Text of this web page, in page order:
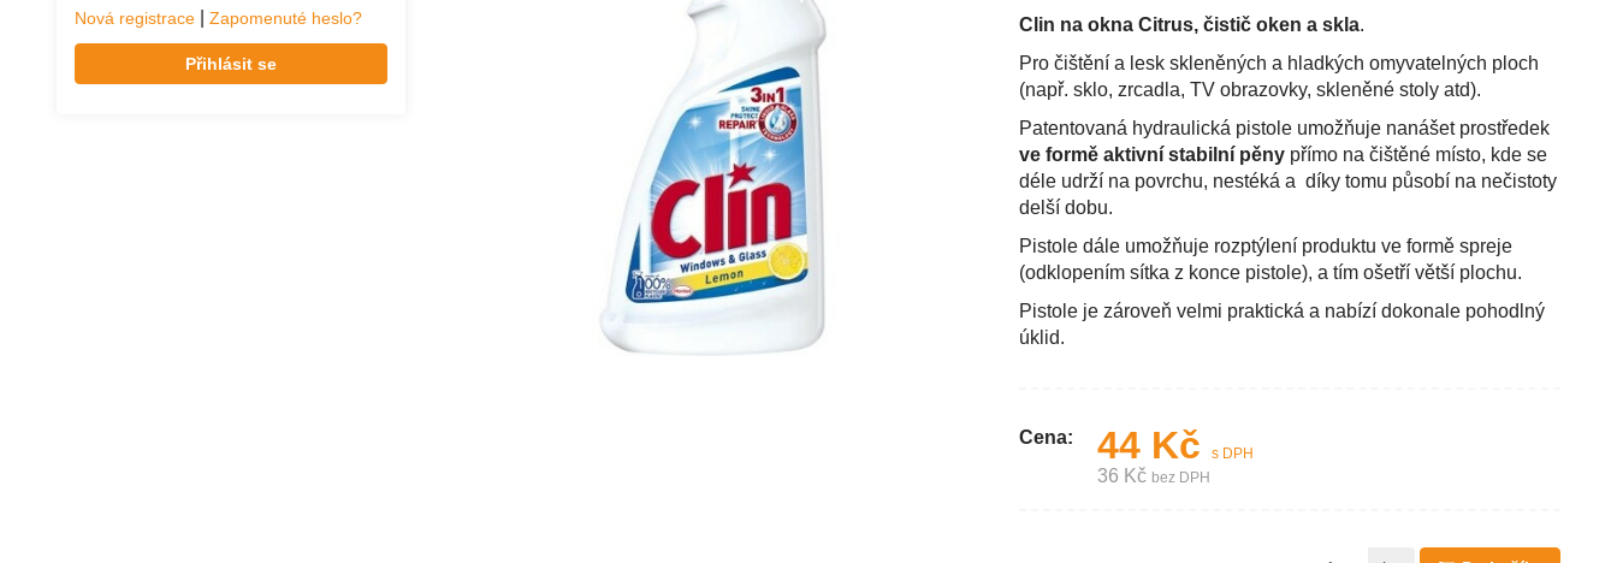
Nová registrace Zapomenuté heslo?
Přihlásit se
Clin na okna Citrus, čistič oken a skla.
Pro čištění a lesk skleněných a hladkých omyvatelných ploch
(např. sklo, zrcadla, TV obrazovky, skleněné stoly atd).
Patentovaná hydraulická pistole umožňuje nanášet prostředek
ve formě aktivní stabilní pěny přímo na čištěné místo, kde se
déle udrží na povrchu, nestéká a díky tomu působí na nečistoty
delší dobu.
Pistole dále umožňuje rozptýlení produktu ve formě spreje
(odklopením sítka z konce pistole), a tím ošetří větší plochu.
Pistole je zároveň velmi praktická a nabízí dokonale pohodlný
úklid.
Cena: 44 Kč s DPH
36 Kč bez DPH